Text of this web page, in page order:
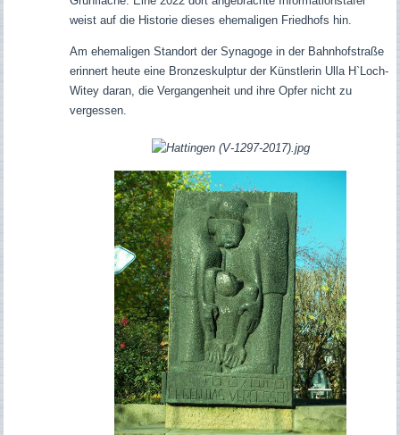
weist auf die Historie dieses ehemaligen Friedhofs hin.
Am ehemaligen Standort der Synagoge in der Bahnhofstraße
erinnert heute eine Bronzeskulpturder Künstlerin Ulla H`Loch-
Witey daran, die Vergangenheit und ihre Opfer nicht zu
vergessen.